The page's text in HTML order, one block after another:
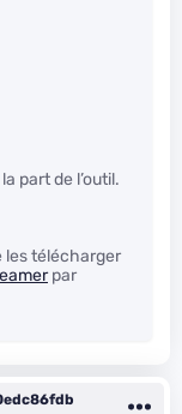
part de l’outil.
les télécharger
par